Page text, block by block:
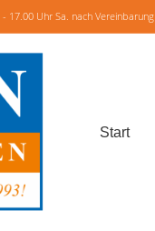
17.00 Uhr Sa. nach Vereinbarung
Start